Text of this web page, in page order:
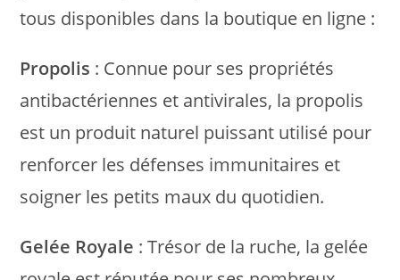
tous disponibles dans la boutique en ligne :
Propolis : Connue pour ses propriétés
antibactériennes et antivirales, la propolis
est un produit naturel puissant utilisé pour
renforcer les défenses immunitaires et
soigner les petits maux du quotidien.
Gelée Royale : Trésor de la ruche, la gelée